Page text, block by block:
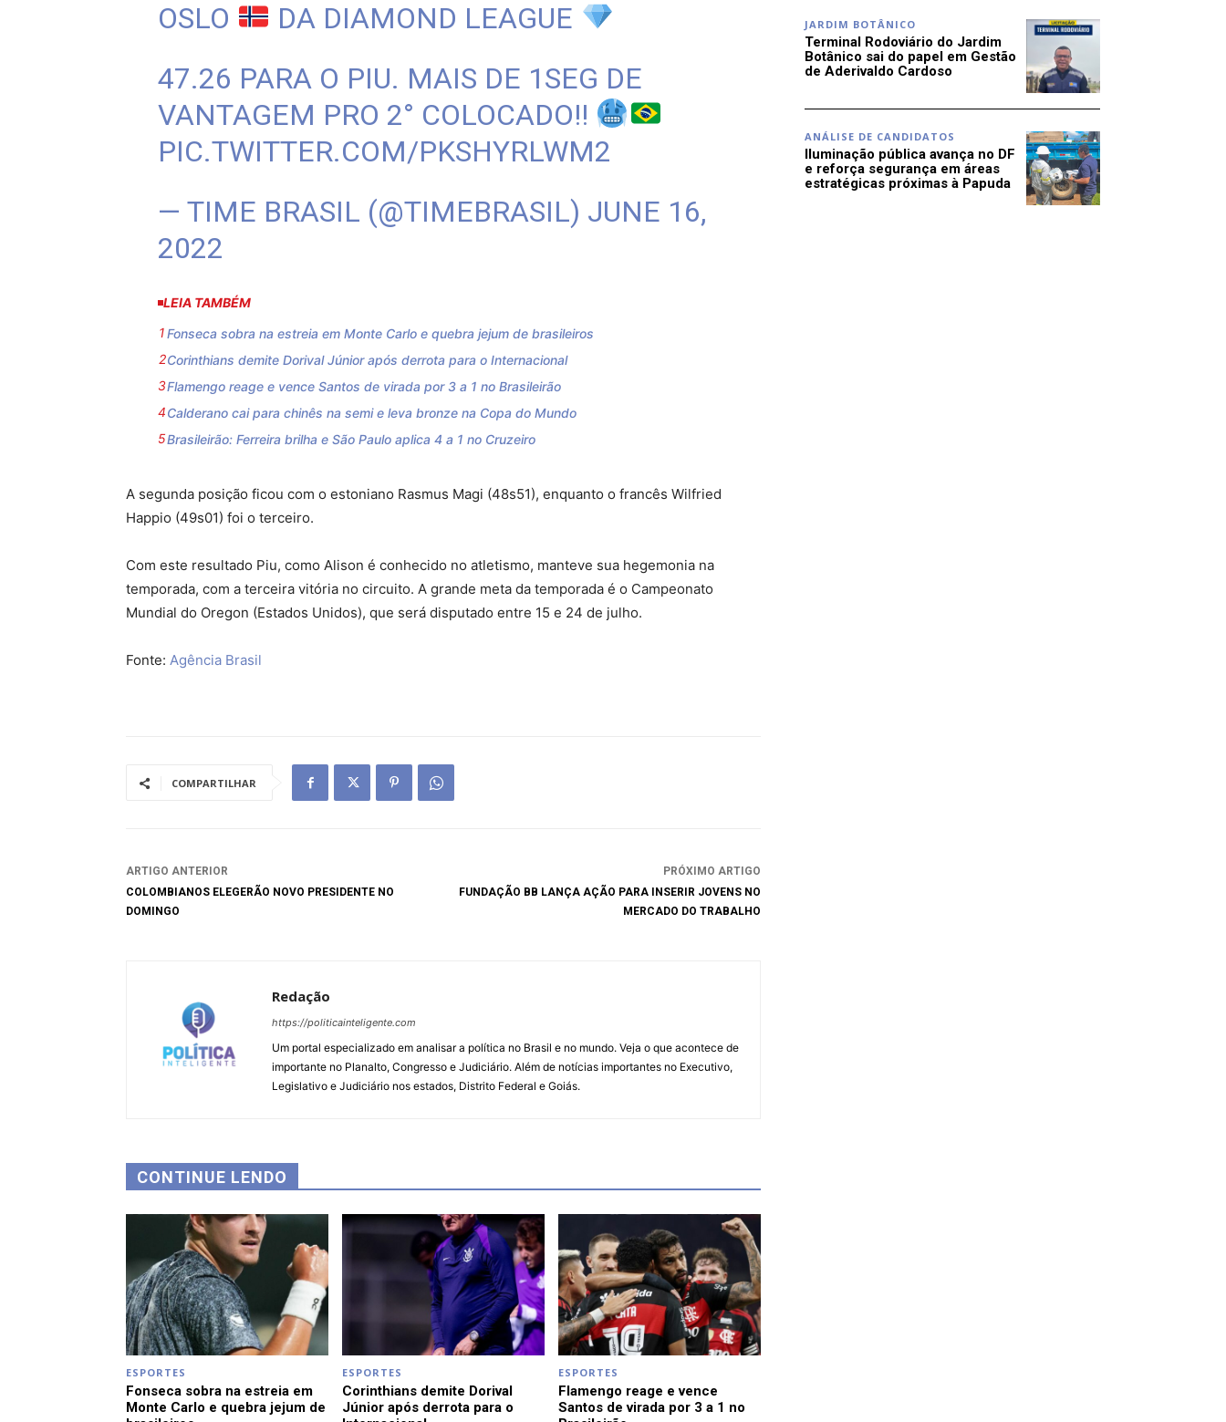
OSLO
DA DIAMOND LEAGUE
47.26 PARA O PIU. MAIS DE 1SEG DE
VANTAGEM PRO 2° COLOCADO!!
PIC.TWITTER.COM/PKSHYRLWM2
— TIME BRASIL (@TIMEBRASIL) JUNE 16,
2022
LEIA TAMBÉM
Fonseca sobra na estreia em Monte Carlo e quebra jejum de brasileiros
Corinthians demite Dorival Júnior após derrota para o Internacional
Flamengo reage e vence Santos de virada por 3 a 1 no Brasileirão
Calderano cai para chinês na semi e leva bronze na Copa do Mundo
Brasileirão: Ferreira brilha e São Paulo aplica 4 a 1 no Cruzeiro
A segunda posição ficou com o estoniano Rasmus Magi (48s51), enquanto o francês Wilfried
Happio (49s01) foi o terceiro.
Com este resultado Piu, como Alison é conhecido no atletismo, manteve sua hegemonia na
temporada, com a terceira vitória no circuito. A grande meta da temporada é o Campeonato
Mundial do Oregon (Estados Unidos), que será disputado entre 15 e 24 de julho.
Fonte: Agência Brasil
COMPARTILHAR
ARTIGO ANTERIOR
COLOMBIANOS ELEGERÃO NOVO PRESIDENTE NO
DOMINGO
PRÓXIMO ARTIGO
FUNDAÇÃO BB LANÇA AÇÃO PARA INSERIR JOVENS NO
MERCADO DO TRABALHO
Redação
https://politicainteligente.com
Um portal especializado em analisar a política no Brasil e no mundo. Veja o que acontece de
importante no Planalto, Congresso e Judiciário. Além de notícias importantes no Executivo,
Legislativo e Judiciário nos estados, Distrito Federal e Goiás.
CONTINUE LENDO
ESPORTES
Fonseca sobra na estreia em
Monte Carlo e quebra jejum de
ESPORTES
Corinthians demite Dorival
Júnior após derrota para o
ESPORTES
Flamengo reage e vence
Santos de virada por 3 a 1 no
JARDIM BOTÂNICO
Terminal Rodoviário do Jardim
Botânico sai do papel em Gestão
de Aderivaldo Cardoso
ANÁLISE DE CANDIDATOS
Iluminação pública avança no DF
e reforça segurança em áreas
estratégicas próximas à Papuda